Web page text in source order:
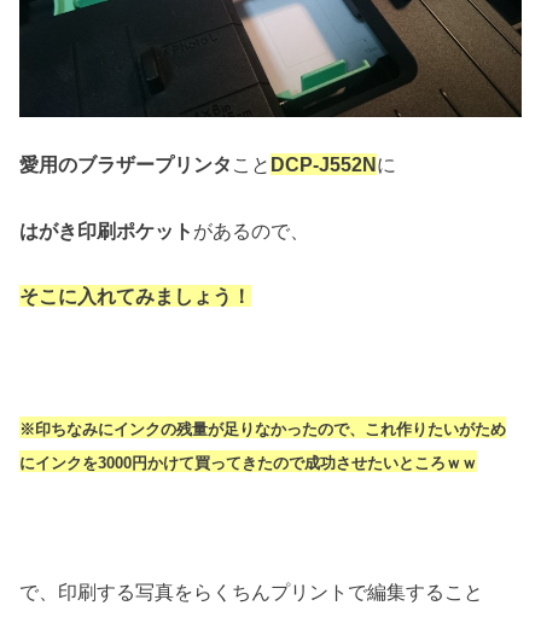
愛用のブラザープリンタ こと DCP-J552Nに
はがき印刷ポケット があるので、
そこに入れてみましょう！
※印ちなみにインクの残量が足りなかったので、これ作りたいがため
にインクを3000円かけて買ってきたので成功させたいところｗｗ
で、印刷する写真をらくちんプリントで編集すること